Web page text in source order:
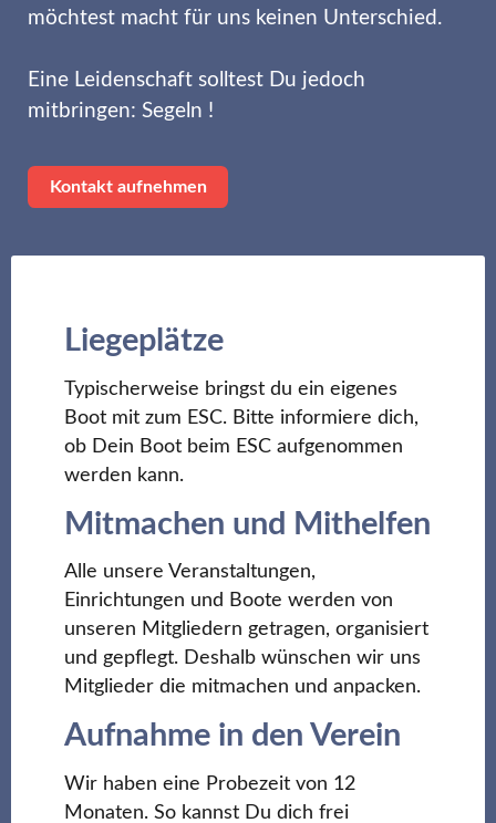
möchtest macht für uns keinen Unterschied.
Eine Leidenschaft solltest Du jedoch
mitbringen: Segeln !
Kontakt aufnehmen
Liegeplätze
Typischerweise bringst du ein eigenes
Boot mit zum ESC. Bitte informiere dich,
ob Dein Boot beim ESC aufgenommen
werden kann.
Mitmachen und Mithelfen
Alle unsere Veranstaltungen,
Einrichtungen und Boote werden von
unseren Mitgliedern getragen, organisiert
und gepflegt. Deshalb wünschen wir uns
Mitglieder die mitmachen und anpacken.
Aufnahme in den Verein
Wir haben eine Probezeit von 12
Monaten. So kannst Du dich frei